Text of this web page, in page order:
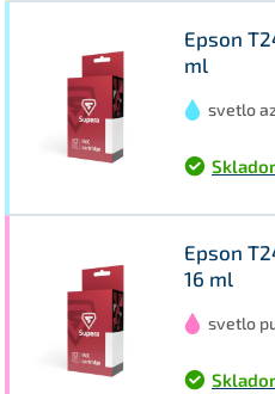
Epson
ml
svetlo
Epson
16 ml
svetlo